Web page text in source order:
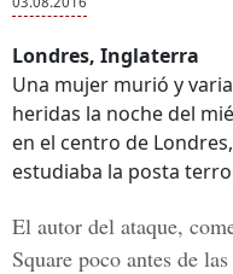
Londres, Inglaterra
Una mujer murió y
heridas la noche del
en el centro de
estudiaba la posta
El autor del ataque,
Square poco antes de